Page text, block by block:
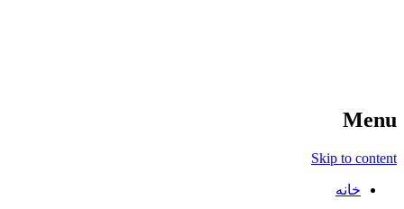
Menu
Skip to content
خانه